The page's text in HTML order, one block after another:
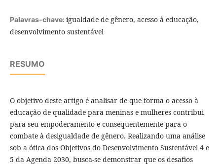
Palavras-chave: igualdade de gênero, acesso à educação,
desenvolvimento sustentável
RESUMO
O objetivo deste artigo é analisar de que forma o acesso à
educação de qualidade para meninas e mulheres contribui
para seu empoderamento e consequentemente para o
combate à desigualdade de gênero. Realizando uma análise
sob a ótica dos Objetivos do Desenvolvimento Sustentável 4 e
5 da Agenda 2030, busca-se demonstrar que os desafios